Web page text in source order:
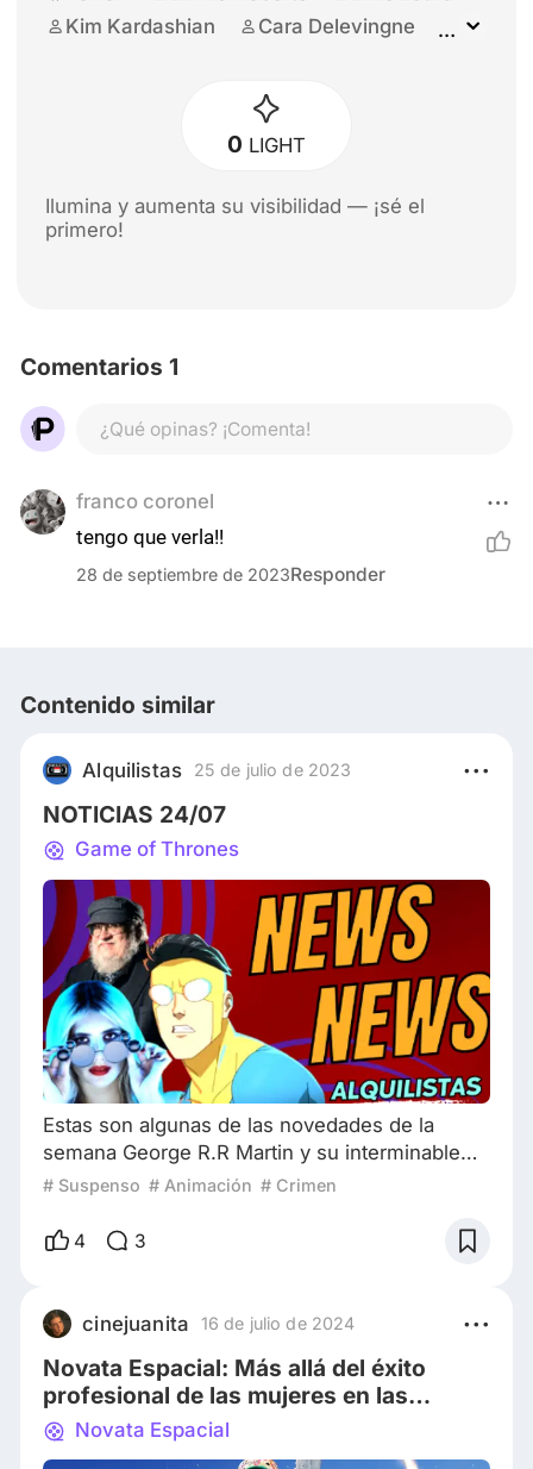
Kim Kardashian
Cara Delevingne
0 LIGHT
Ilumina y aumenta su visibilidad — ¡sé el
primero!
Comentarios 1
¿Qué opinas? ¡Comenta!
franco coronel
tengo que verla!!
28 de septiembre de 2023Responder
Contenido similar
Alquilistas 25 de julio de 2023
NOTICIAS 24/07
Game of Thrones
Estas son algunas de las novedades de la
semana George R.R Martin y su interminable
escritura ¿llegaremos a verla terminada?
Video American Horror Story: Delicate - Teaser
# Suspenso # Animación # Crimen
4 3
cinejuanita 16 de julio de 2024
Novata Espacial: Más allá del éxito
profesional de las mujeres en las
películas para chicas
Novata Espacial